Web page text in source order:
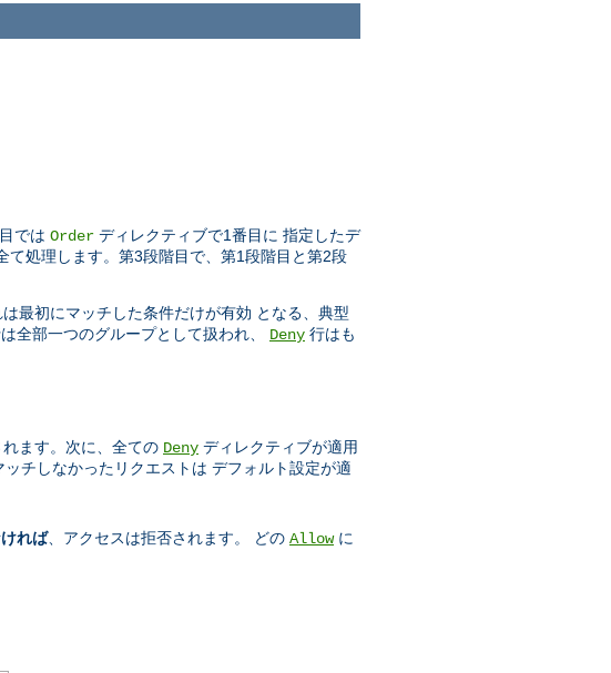
では Order ディレクティブで1番目に 指定したデ
て処理します。第3段階目で、第1段階目と第2段
最初にマッチした条件だけが有効 となる、典型
全部一つのグループとして扱われ、 Deny 行はも
ます。次に、全ての Deny ディレクティブが適用
ッチしなかったリクエストは デフォルト設定が適
れば、アクセスは拒否されます。 どの Allowに